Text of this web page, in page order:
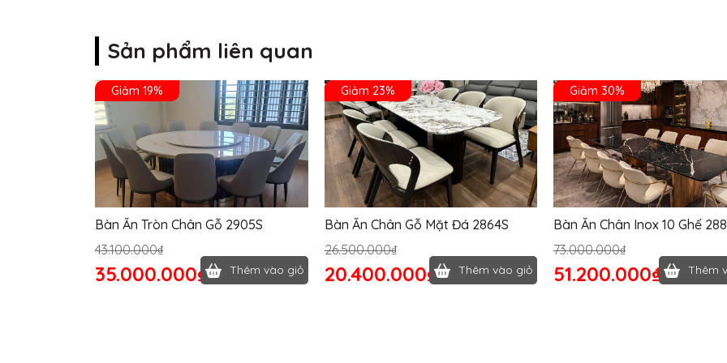
Sản phẩm liên quan
Giảm 19%
Bàn Ăn Tròn Chân Gỗ 2905S
43.100.000₫
35.000.000₫ Thêm vào giỏ
Giảm 23%
Bàn Ăn Chân Gỗ Mặt Đá 2864S
26.500.000₫
20.400.000₫ Thêm vào giỏ
Giảm 30%
Bàn Ăn Chân Inox 10 Ghế
73.000.000₫
51.200.000₫ Thêm